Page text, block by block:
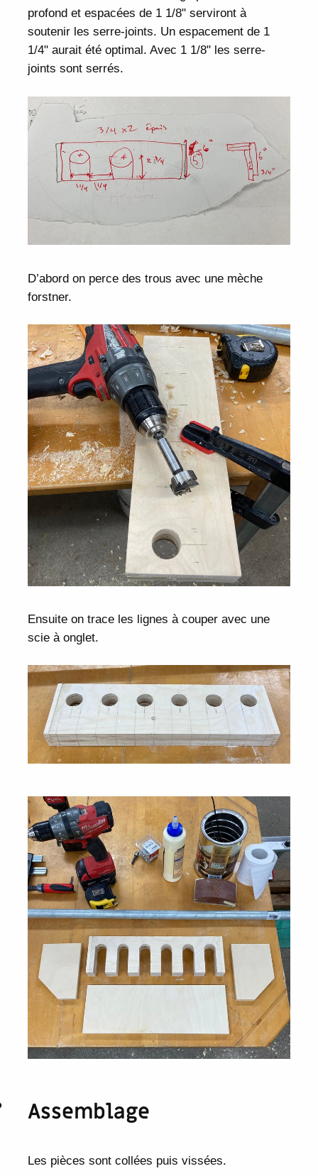
profond et espacées de 1 1/8" serviront à
soutenir les serre-joints. Un espacement de 1
1/4" aurait été optimal. Avec 1 1/8" les serre-
joints sont serrés.
D’abord on perce des trous avec une mèche
forstner.
Ensuite on trace les lignes à couper avec une
scie à onglet.
Assemblage
Les pièces sont collées puis vissées.